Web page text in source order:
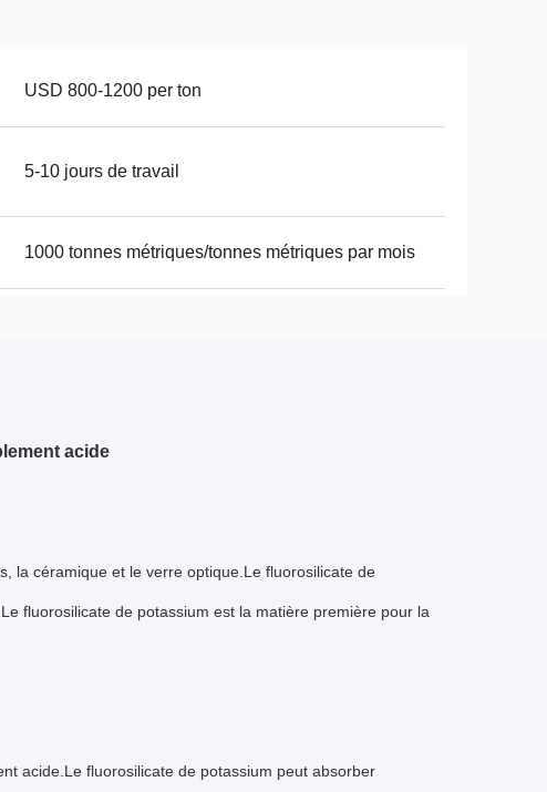
USD 800-1200 per ton
5-10 jours de travail
1000 tonnes métriques/tonnes métriques par mois
acide
la céramique et le verre optique.Le fluorosilicate de
fluorosilicate de potassium est la matière première pour la
acide.Le fluorosilicate de potassium peut absorber